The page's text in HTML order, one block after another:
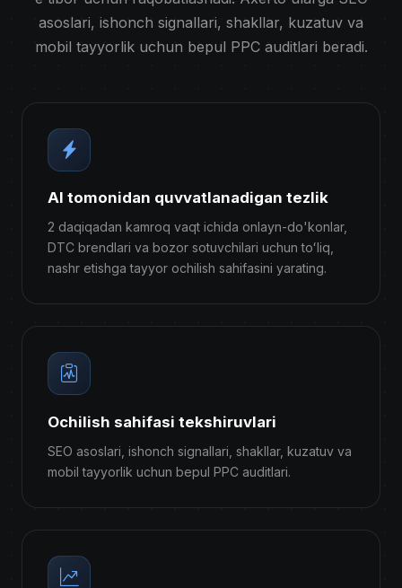
asoslari, ishonch signallari, shakllar, kuzatuv va
mobil tayyorlik uchun bepul PPC auditlari beradi.
AI tomonidan quvvatlanadigan tezlik
2 daqiqadan kamroq vaqt ichida onlayn-do'konlar,
DTC brendlari va bozor sotuvchilari uchun toʻliq,
nashr etishga tayyor ochilish sahifasini yarating.
Ochilish sahifasi tekshiruvlari
SEO asoslari, ishonch signallari, shakllar, kuzatuv va
mobil tayyorlik uchun bepul PPC auditlari.